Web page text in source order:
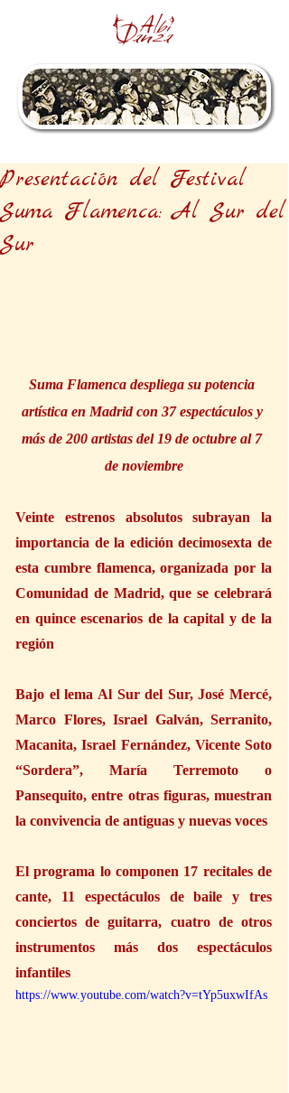
Presentación del Festival
Suma Flamenca: Al Sur del
Sur
Suma Flamenca despliega su potencia
artística en Madrid con 37 espectáculos y
más de 200 artistas del 19 de octubre al 7
de noviembre
Veinte estrenos absolutos subrayan la
importancia de la edición decimosexta de
esta cumbre flamenca, organizada por la
Comunidad de Madrid, que se celebrará
en quince escenarios de la capital y de la
región
Bajo el lema Al Sur del Sur, José Mercé,
Marco Flores, Israel Galván, Serranito,
Macanita, Israel Fernández, Vicente Soto
“Sordera”, María Terremoto o
Pansequito, entre otras figuras, muestran
la convivencia de antiguas y nuevas voces
El programa lo componen 17 recitales de
cante, 11 espectáculos de baile y tres
conciertos de guitarra, cuatro de otros
instrumentos más dos espectáculos
infantiles
https://www.youtube.com/watch?v=tYp5uxwIfAs